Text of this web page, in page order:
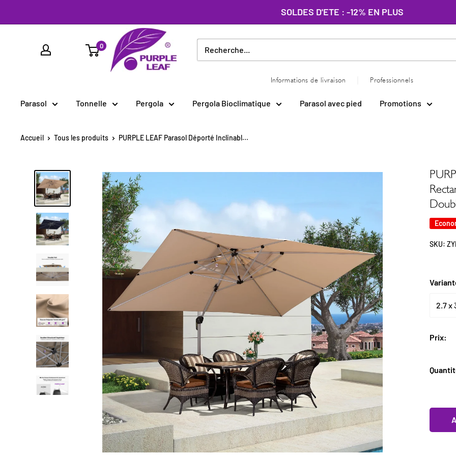
au
SOLDES D'ETE : -12% EN PLUS
0
PURPLE
LEAF
France
Informations de livraison Professionnels
Parasol Tonnelle Pergola Pergola Bioclimatique Parasol avec pied Promotions
Accueil Tous les produits PURPLE LEAF Parasol Déporté Inclinabl...
SKU:
Prix: